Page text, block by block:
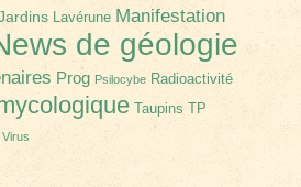
Lavérune Manifestation
de géologie
Prog Psilocybe Radioactivité
Taupins TP
Virus